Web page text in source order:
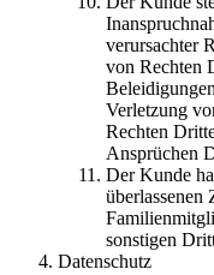
verursachter
von Rechten
Verletzung
Rechten
Ansprüchen
Der Kunde
überlassenen
sonstigen
Datenschutz